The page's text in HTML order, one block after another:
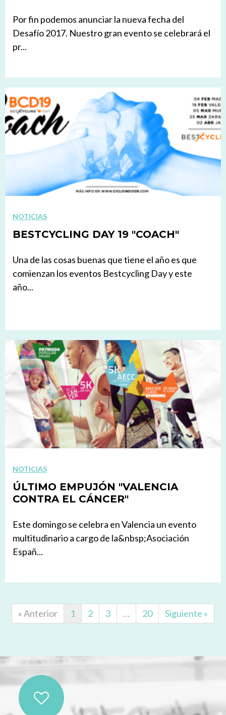
Por fin podemos anunciar la nueva fecha del
Desafío 2017. Nuestro gran evento se celebrará el
pr...
NOTICIAS
BESTCYCLING DAY 19 "COACH"
Una de las cosas buenas que tiene el año es que
comienzan los eventos Bestcycling Day y este
año...
NOTICIAS
ÚLTIMO EMPUJÓN "VALENCIA
CONTRA EL CÁNCER"
Este domingo se celebra en Valencia un evento
multitudinario a cargo de la&nbsp;Asociación
Españ...
« Anterior 1 2 3 … 20 Siguiente »